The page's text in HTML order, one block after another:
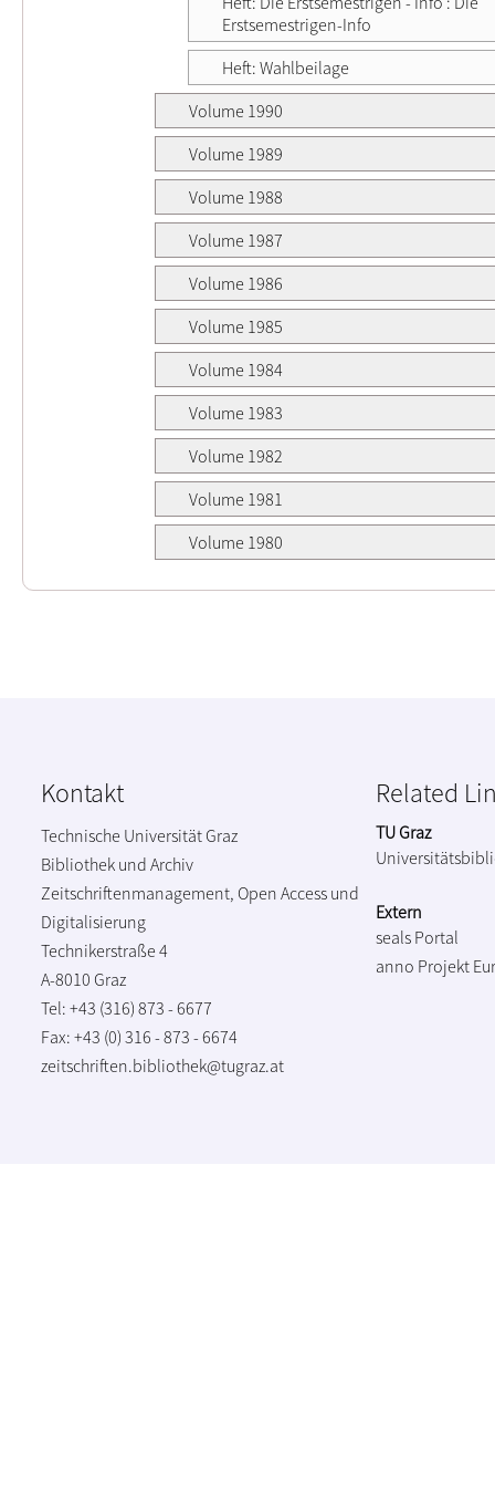
Erstsemestrigen-Info
Heft: Wahlbeilage
Volume 1990
Volume 1989
Volume 1988
Volume 1987
Volume 1986
Volume 1985
Volume 1984
Volume 1983
Volume 1982
Volume 1981
Volume 1980
Kontakt
Technische Universität Graz
Bibliothek und Archiv
Zeitschriftenmanagement, Open Access und
Digitalisierung
Technikerstraße 4
A-8010 Graz
Tel: +43 (316) 873 - 6677
Fax: +43 (0) 316 - 873 - 6674
zeitschriften.bibliothek@tugraz.at
Related
TU Graz
Extern
seals Portal
anno Projekt